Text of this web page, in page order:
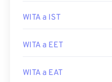
WITA a IST
WITA a EET
WITA a EAT